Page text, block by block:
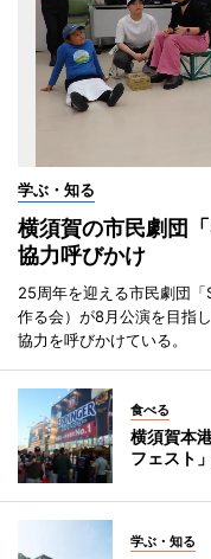
学ぶ・知る
横須賀の市民劇団
協力呼びかけ
25周年を迎える市民劇団
作る会）が8月公演を目指
協力を呼びかけている。
食べる
横須賀本
フェスト
学ぶ・知る